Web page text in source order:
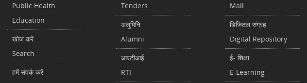
Public Health
Education
खोज करें
Search
हमें संपर्क करें
Tenders
अलुमिनि
Alumni
आरटीआई
RTI
Mail
डिजिटल संग्रह
Digital Repository
ई- शिक्षा
E-Learning